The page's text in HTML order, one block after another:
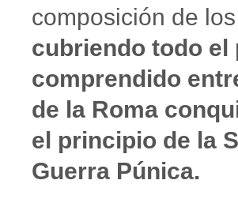
composición de
cubriendo todo el
comprendido
de la Roma
el principio de la
Guerra Púnica.